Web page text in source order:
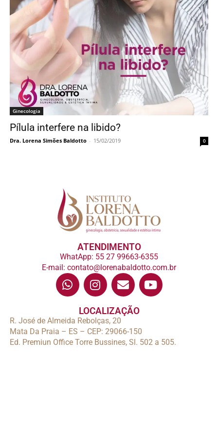
Ginecologia
Pílula interfere na libido?
Dra. Lorena Simões Baldotto - 15/02/2019 0
ATENDIMENTO
WhatApp: 55 27 99663-6355
E-mail: contato@lorenabaldotto.com.br
LOCALIZAÇÃO
R. José de Almeida Rebolças, 20
Mata Da Praia – ES – CEP: 29066-150
Ed. Premiun Office Torre Bussines, Sl. 502 a 505.